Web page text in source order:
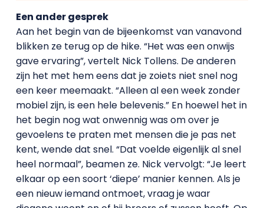
Een ander gesprek
Aan het begin van de bijeenkomst van vanavond
blikken ze terug op de hike. “Het was een onwijs
gave ervaring”, vertelt Nick Tollens. De anderen
zijn het met hem eens dat je zoiets niet snel nog
een keer meemaakt. “Alleen al een week zonder
mobiel zijn, is een hele belevenis.” En hoewel het in
het begin nog wat onwennig was om over je
gevoelens te praten met mensen die je pas net
kent, wende dat snel. “Dat voelde eigenlijk al snel
heel normaal”, beamen ze. Nick vervolgt: “Je leert
elkaar op een soort ‘diepe’ manier kennen. Als je
een nieuw iemand ontmoet, vraag je waar